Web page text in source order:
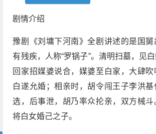
剧情介绍
豫剧《刘墉下河南》全剧讲述的是国舅
有残疾，人称“罗锅子”。清明扫墓，见白
回家招媒婆说合，媒婆至白家，大肆吹
白遂允婚；相亲时，胡令闯王子李洪
选，后事泄，胡乃率众抡亲，双方械斗
将白女婚己之子。